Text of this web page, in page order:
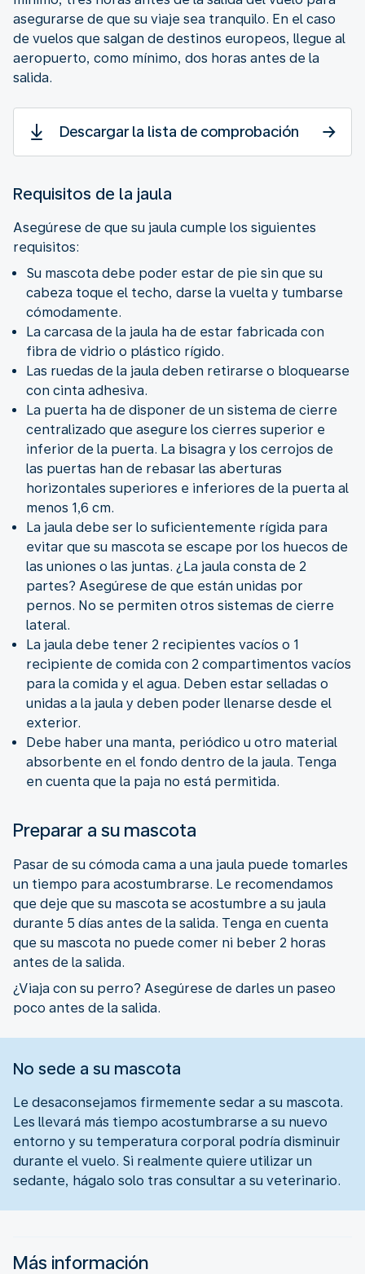
asegurarse de que su viaje sea tranquilo. En el caso
de vuelos que salgan de destinos europeos, llegue al
aeropuerto, como mínimo, dos horas antes de la
salida.
Descargar la lista de comprobación
Requisitos de la jaula
Asegúrese de que su jaula cumple los siguientes
requisitos:
Su mascota debe poder estar de pie sin que su
cabeza toque el techo, darse la vuelta y tumbarse
cómodamente.
La carcasa de la jaula ha de estar fabricada con
fibra de vidrio o plástico rígido.
Las ruedas de la jaula deben retirarse o bloquearse
con cinta adhesiva.
La puerta ha de disponer de un sistema de cierre
centralizado que asegure los cierres superior e
inferior de la puerta. La bisagra y los cerrojos de
las puertas han de rebasar las aberturas
horizontales superiores e inferiores de la puerta al
menos 1,6 cm.
La jaula debe ser lo suficientemente rígida para
evitar que su mascota se escape por los huecos de
las uniones o las juntas. ¿La jaula consta de 2
partes? Asegúrese de que están unidas por
pernos. No se permiten otros sistemas de cierre
lateral.
La jaula debe tener 2 recipientes vacíos o 1
recipiente de comida con 2 compartimentos vacíos
para la comida y el agua. Deben estar selladas o
unidas a la jaula y deben poder llenarse desde el
exterior.
Debe haber una manta, periódico u otro material
absorbente en el fondo dentro de la jaula. Tenga
en cuenta que la paja no está permitida.
Preparar a su mascota
Pasar de su cómoda cama a una jaula puede tomarles
un tiempo para acostumbrarse. Le recomendamos
que deje que su mascota se acostumbre a su jaula
durante 5 días antes de la salida. Tenga en cuenta
que su mascota no puede comer ni beber 2 horas
antes de la salida.
¿Viaja con su perro? Asegúrese de darles un paseo
poco antes de la salida.
No sede a su mascota
Le desaconsejamos firmemente sedar a su mascota.
Les llevará más tiempo acostumbrarse a su nuevo
entorno y su temperatura corporal podría disminuir
durante el vuelo. Si realmente quiere utilizar un
sedante, hágalo solo tras consultar a su veterinario.
Más información